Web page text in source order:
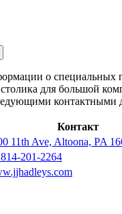
о специальных
для большой
контактными
Контакт
11th Ave, Altoona, PA
201-2264